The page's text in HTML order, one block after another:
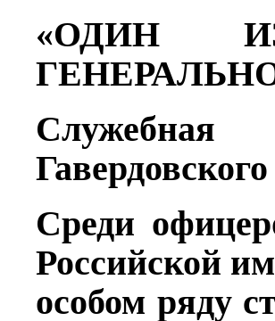
«ОДИН
Служебная
Среди
Российской
особом ряду